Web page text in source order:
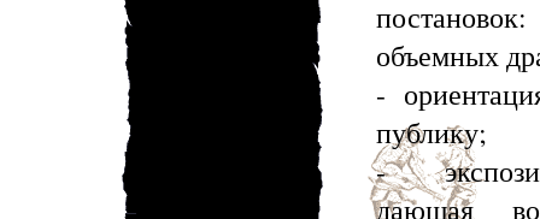
объемных
-
публику;
-
дающая